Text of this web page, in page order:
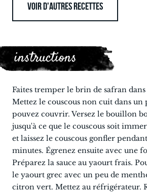
VOIR D'AUTRES RECETTES
instructions
Faites tremper le brin de safran
Mettez le couscous non cuit dans un
pouvez couvrir. Versez le bouillon
jusqu'à ce que le couscous soit
et laissez le couscous gonfler
minutes. Égrenez ensuite avec une
Préparez la sauce au yaourt frais.
le yaourt grec avec un peu de
citron vert. Mettez au réfrigérateur.